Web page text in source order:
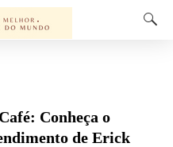
Conheça o
de Erick